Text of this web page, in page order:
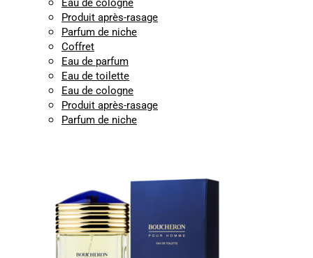
Produit après-rasage
Parfum de niche
Coffret
Eau de parfum
Eau de toilette
Eau de cologne
Produit après-rasage
Parfum de niche